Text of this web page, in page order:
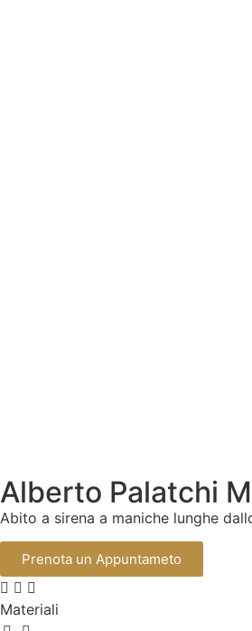
Alberto Palatchi
Abito a sirena a maniche lunghe
Prenota un Appuntameto
Materiali